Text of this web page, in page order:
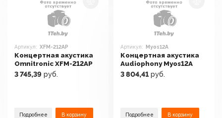
Артикул: XFM-212AP
Концертная акустика
Omnitronic XFM-212AP
3 745,39 руб.
Подробнее В корзину
Артикул: Myos12A
Концертная акустика
Audiophony Myos12A
3 804,41 руб.
Подробнее В корзину